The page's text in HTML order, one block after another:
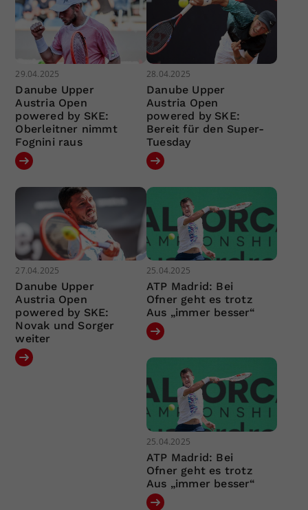
29.04.2025
Danube Upper
Austria Open
powered by SKE:
Oberleitner nimmt
Fognini raus
28.04.2025
Danube Upper
Austria Open
powered by SKE:
Bereit für den Super-
Tuesday
27.04.2025
Danube Upper
Austria Open
powered by SKE:
Novak und Sorger
weiter
25.04.2025
ATP Madrid: Bei
Ofner geht es trotz
Aus „immer besser“
25.04.2025
ATP Madrid: Bei
Ofner geht es trotz
Aus „immer besser“